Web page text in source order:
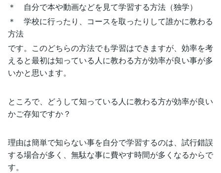
＊ 自分で本や動画などを見て学習する方法（独学）
＊ 学校に行ったり、コースを取ったりして誰かに教わる
方法
です。このどちらの方法でも学習はできますが、効率を考
えると最初は知っている人に教わる方が効率が良い事が多
いかと思います。
ところで、どうして知っている人に教わる方が効率が良い
かご存知ですか？
理由は簡単で知らない事を自分で学習するのは、試行錯誤
する場合が多く、無駄な事に費やす時間が多くなるからで
す。